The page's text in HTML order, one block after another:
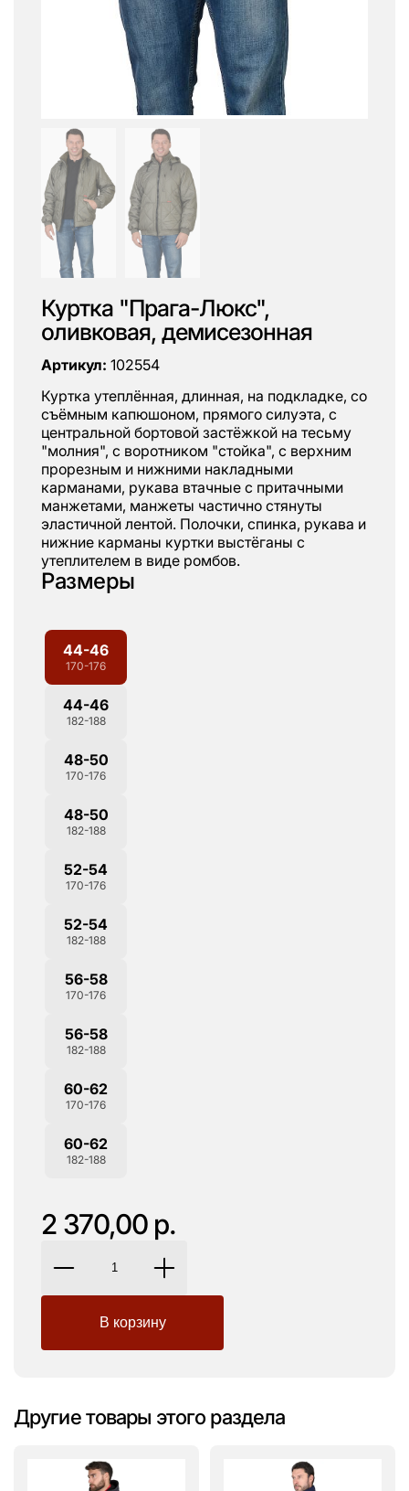
Куртка "Прага-Люкс",
оливковая, демисезонная
Артикул: 102554
Куртка утеплённая, длинная, на подкладке, со
съёмным капюшоном, прямого силуэта, с
центральной бортовой застёжкой на тесьму
"молния", с воротником "стойка", с верхним
прорезным и нижними накладными
карманами, рукава втачные с притачными
манжетами, манжеты частично стянуты
эластичной лентой. Полочки, спинка, рукава и
нижние карманы куртки выстёганы с
утеплителем в виде ромбов.
Размеры
44-46
170-176
44-46
182-188
48-50
170-176
48-50
182-188
52-54
170-176
52-54
182-188
56-58
170-176
56-58
182-188
60-62
170-176
60-62
182-188
2 370,00 р.
Другие товары этого раздела